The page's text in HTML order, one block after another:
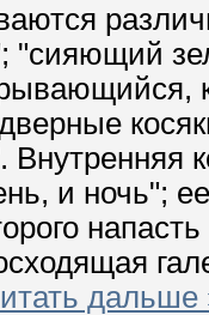
"сияющий
Внутренняя
и ночь";
дальше